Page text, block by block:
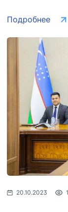
Подробнее
20.10.2023